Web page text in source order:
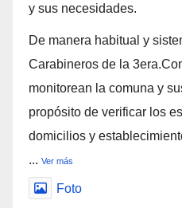
y sus necesidades.
De manera habitual y
Carabineros de la
monitorean la comuna y
propósito de verificar los
domicilios y
... Ver más
Foto